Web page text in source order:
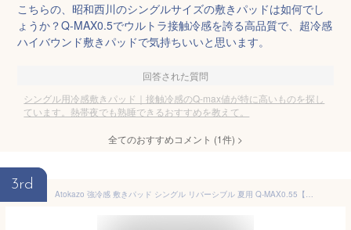
こちらの、昭和西川のシングルサイズの敷きパッドは如何でし
ょうか？Q-MAX0.5でウルトラ接触冷感を誇る高品質で、超冷感
ハイバウンド敷きパッドで気持ちいいと思います。
回答された質問
シングル用冷感敷きパッド｜接触冷感のQ-max値が特に高いものを探し
ています。熱帯夜でも熟睡できるおすすめを教えて。
全てのおすすめコメント (1件) >
3rd
Atokazo 強冷感 敷きパッド シングル リバーシブル 夏用 Q-MAX0.55【ひんやりの最高峰】ひんやり敷きパッド 接触冷感 冷感シーツ 冷感敷パッド 冷たい敷パット 洗える 抗菌防臭 ほこりが出にくい 吸湿速乾 テイジン中綿 オールシーズンで使える 涼しい ベッドパッド クールパッド 極眠(100X200cm,ダークグレー)